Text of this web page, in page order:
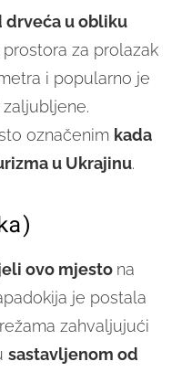
drveća u obliku
za prolazak
i popularno je
označenim kada
u Ukrajinu.
ovo mjesto na
je postala
zahvaljujući
sastavljenom od